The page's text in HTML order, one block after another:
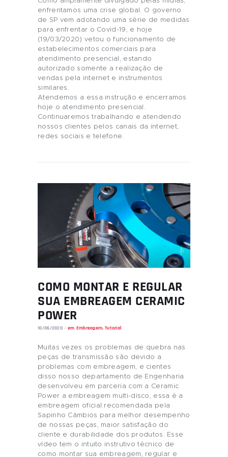
enfrentamos uma crise global. O governo
de SP vem adotando uma série de medidas
para enfrentar o Covid-19, e hoje
(19/03/2020) vetou o funcionamento de
estabelecimentos comerciais para
atendimento presencial, estando
autorizado somente a realização de
vendas pela internet e instrumentos
similares.
Atendemos a essa instrução e encerramos
hoje o atendimento presencial.
Continuaremos trabalhando e atendendo
nossos clientes pelos canais da internet,
redes sociais e telefone.
COMO MONTAR E REGULAR
SUA EMBREAGEM CERAMIC
POWER
10/06/2020 em Embreagem, Tutorial
Muitas vezes os problemas de quebra nas
peças de transmissão são devido a
problemas com embreagem, e cientes
disso nosso departamento de Engenharia
desenvolveu em parceria com a Ceramic
Power a embreagem multi-disco, essa é a
embreagem oficial recomendada pela
Sapinho Câmbios para melhor desempenho
de nossas peças, maior satisfação do
cliente e durabilidade dos produtos. Esse
vídeo tem o intuito instrutivo técnico de
como montar sua embreagem, regular e